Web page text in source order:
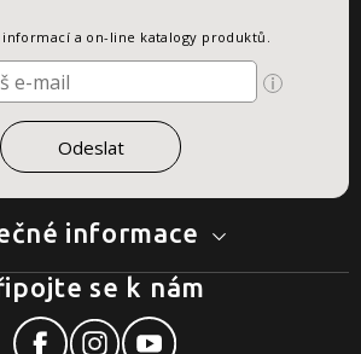
informace
a on-line katalogy produktů.
se k nám